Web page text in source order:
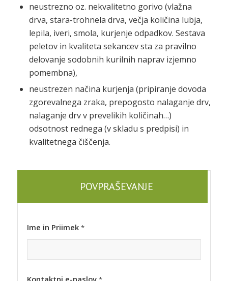
neustrezno oz. nekvalitetno gorivo (vlažna
drva, stara-trohnela drva, večja količina lubja,
lepila, iveri, smola, kurjenje odpadkov. Sestava
peletov in kvaliteta sekancev sta za pravilno
delovanje sodobnih kurilnih naprav izjemno
pomembna),
neustrezen načina kurjenja (pripiranje dovoda
zgorevalnega zraka, prepogosto nalaganje drv,
nalaganje drv v prevelikih količinah…)
odsotnost rednega (v skladu s predpisi) in
kvalitetnega čiščenja.
POVPRAŠEVANJE
Ime in Priimek *
Kontaktni e-naslov